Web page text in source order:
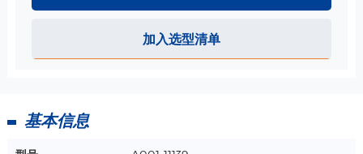
加入选型清单
基本信息